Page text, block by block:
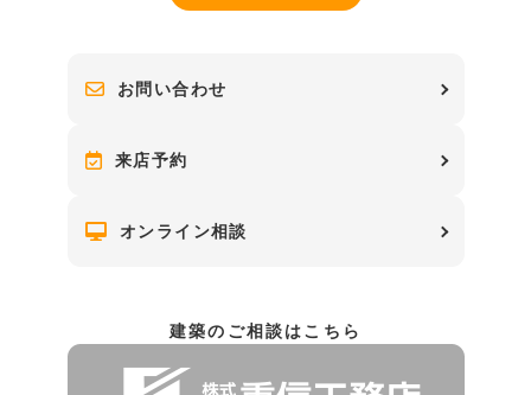
お問い合わせ
来店予約
オンライン相談
建築のご相談はこちら